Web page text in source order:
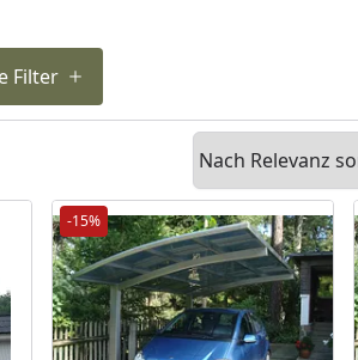
Filter
Sortieren
-15%